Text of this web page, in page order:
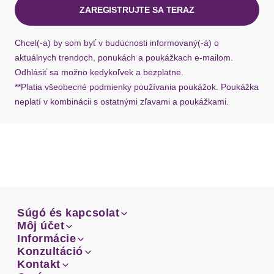
ZAREGISTRUJTE SA TERAZ
Chcel(-a) by som byť v budúcnosti informovaný(-á) o
aktuálnych trendoch, ponukách a poukážkach e-mailom.
Odhlásiť sa možno kedykoľvek a bezplatne.
**Platia všeobecné podmienky používania poukážok. Poukážka
neplatí v kombinácii s ostatnými zľavami a poukážkami.
Súgó és kapcsolat
Email
Facebook
Súgó és kapcsolat
Email
Môj účet
Prehľad objednávok
Môj účet
Prehľad objednávok
Informácie
Doprava
Informácie
Konzultáció
Sprievodca-veľkosťami
Konzultáció
Kontakt